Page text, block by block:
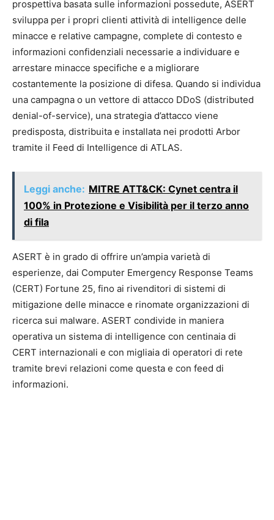
prospettiva basata sulle informazioni possedute, ASERT
sviluppa per i propri clienti attività di intelligence delle
minacce e relative campagne, complete di contesto e
informazioni confidenziali necessarie a individuare e
arrestare minacce specifiche e a migliorare
costantemente la posizione di difesa. Quando si individua
una campagna o un vettore di attacco DDoS (distributed
denial-of-service), una strategia d’attacco viene
predisposta, distribuita e installata nei prodotti Arbor
tramite il Feed di Intelligence di ATLAS.
Leggi anche: MITRE ATT&CK: Cynet centra il
100% in Protezione e Visibilità per il terzo anno
di fila
ASERT è in grado di offrire un’ampia varietà di
esperienze, dai Computer Emergency Response Teams
(CERT) Fortune 25, fino ai rivenditori di sistemi di
mitigazione delle minacce e rinomate organizzazioni di
ricerca sui malware. ASERT condivide in maniera
operativa un sistema di intelligence con centinaia di
CERT internazionali e con migliaia di operatori di rete
tramite brevi relazioni come questa e con feed di
informazioni.